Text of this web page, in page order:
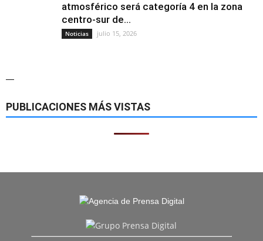
atmosférico será categoría 4 en la zona
centro-sur de...
Noticias julio 15, 2026
—
PUBLICACIONES MÁS VISTAS